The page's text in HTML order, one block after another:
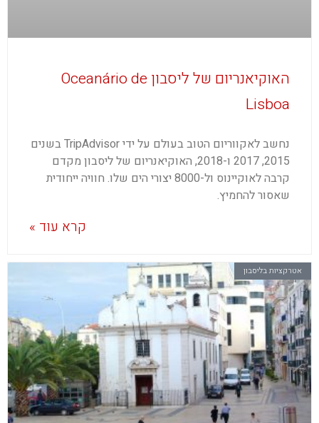
האוקיאנריום של ליסבון Oceanário de
Lisboa
נחשב לאקווריום הטוב בעולם על ידי TripAdvisor בשנים
2015, 2017 ו-2018, האוקיאנריום של ליסבון מקדם
קרבה לאוקיינוס ול-8000 יצורי הים שלו. חוויה ייחודית
שאסור להחמיץ.
קרא עוד »
אטרקציות בליסבון